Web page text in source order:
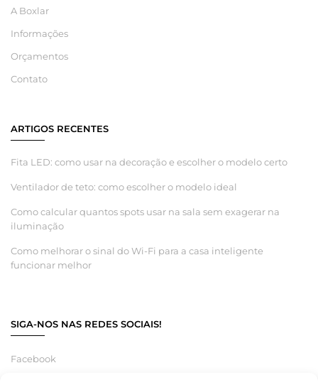
A Boxlar
Informações
Orçamentos
Contato
ARTIGOS RECENTES
Fita LED: como usar na decoração e escolher o modelo certo
Ventilador de teto: como escolher o modelo ideal
Como calcular quantos spots usar na sala sem exagerar na
iluminação
Como melhorar o sinal do Wi-Fi para a casa inteligente
funcionar melhor
SIGA-NOS NAS REDES SOCIAIS!
Facebook